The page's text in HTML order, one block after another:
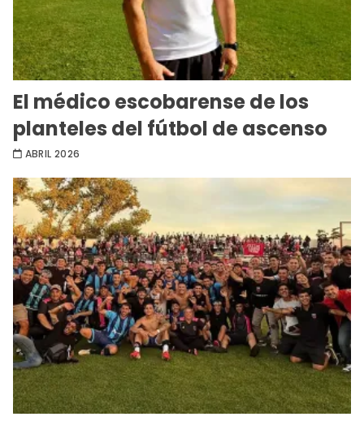
El médico escobarense de los
planteles del fútbol de ascenso
ABRIL 2026